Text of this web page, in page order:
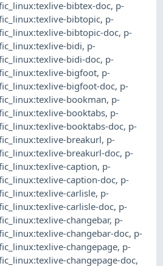
bibtex-doc, p-
bibtopic, p-
bibtopic-doc, p-
bidi, p-
bidi-doc, p-
bigfoot, p-
bigfoot-doc, p-
bookman, p-
booktabs, p-
booktabs-doc, p-
breakurl, p-
breakurl-doc, p-
caption, p-
caption-doc, p-
carlisle, p-
carlisle-doc, p-
changebar, p-
changebar-doc, p-
changepage, p-
changepage-doc,